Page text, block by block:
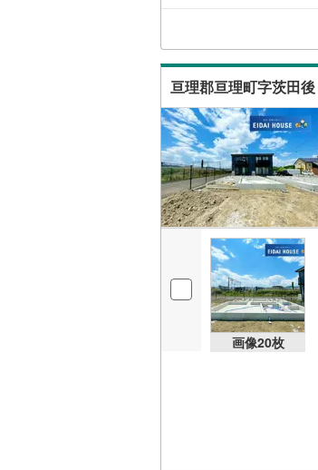
亘理郡亘理町字茨田後
画像20枚